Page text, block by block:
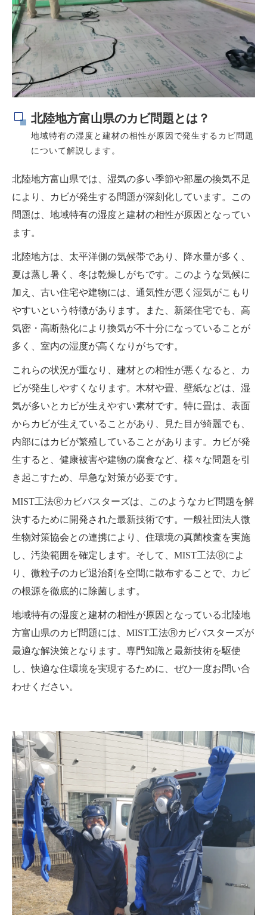
北陸地方富山県のカビ問題とは？
地域特有の湿度と建材の相性が原因で発生するカビ問題
について解説します。
北陸地方富山県では、湿気の多い季節や部屋の換気不足
により、カビが発生する問題が深刻化しています。この
問題は、地域特有の湿度と建材の相性が原因となってい
ます。
北陸地方は、太平洋側の気候帯であり、降水量が多く、
夏は蒸し暑く、冬は乾燥しがちです。このような気候に
加え、古い住宅や建物には、通気性が悪く湿気がこもり
やすいという特徴があります。また、新築住宅でも、高
気密・高断熱化により換気が不十分になっていることが
多く、室内の湿度が高くなりがちです。
これらの状況が重なり、建材との相性が悪くなると、カ
ビが発生しやすくなります。木材や畳、壁紙などは、湿
気が多いとカビが生えやすい素材です。特に畳は、表面
からカビが生えていることがあり、見た目が綺麗でも、
内部にはカビが繁殖していることがあります。カビが発
生すると、健康被害や建物の腐食など、様々な問題を引
き起こすため、早急な対策が必要です。
MIST工法Ⓡカビバスターズは、このようなカビ問題を解
決するために開発された最新技術です。一般社団法人微
生物対策協会との連携により、住環境の真菌検査を実施
し、汚染範囲を確定します。そして、MIST工法Ⓡによ
り、微粒子のカビ退治剤を空間に散布することで、カビ
の根源を徹底的に除菌します。
地域特有の湿度と建材の相性が原因となっている北陸地
方富山県のカビ問題には、MIST工法Ⓡカビバスターズが
最適な解決策となります。専門知識と最新技術を駆使
し、快適な住環境を実現するために、ぜひ一度お問い合
わせください。